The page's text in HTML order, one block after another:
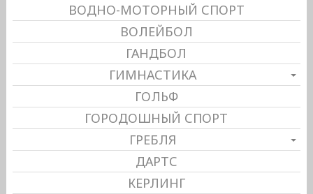
ВОДНО-МОТОРНЫЙ СПОРТ
ВОЛЕЙБОЛ
ГАНДБОЛ
ГИМНАСТИКА
ГОЛЬФ
ГОРОДОШНЫЙ СПОРТ
ГРЕБЛЯ
ДАРТС
КЕРЛИНГ